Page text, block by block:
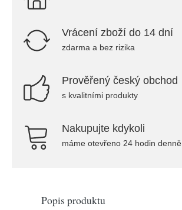
Vrácení zboží do 14 dní
zdarma a bez rizika
Prověřený český obchod
s kvalitními produkty
Nakupujte kdykoli
máme otevřeno 24 hodin denně
Popis produktu